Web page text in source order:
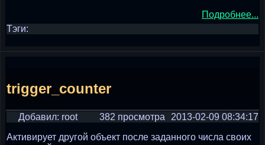
Подробнее...
Тэги:
trigger_counter
Добавил: root 2013-02-09 08:34:17
382 просмотра
Активирует другой объект после заданного числа своих